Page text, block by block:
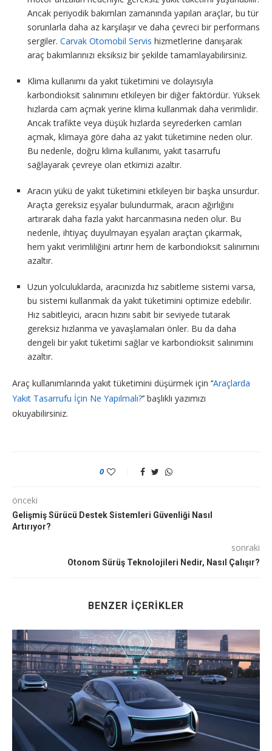
Ancak periyodik bakımları zamanında yapılan araçlar, bu tür
sorunlarla daha az karşılaşır ve daha çevreci bir performans
sergiler. Carvak Otomobil Servis hizmetlerine danışarak
araç bakımlarınızı eksiksiz bir şekilde tamamlayabilirsiniz.
Klima kullanımı da yakıt tüketimini ve dolayısıyla
karbondioksit salınımını etkileyen bir diğer faktördür. Yüksek
hızlarda cam açmak yerine klima kullanmak daha verimlidir.
Ancak trafikte veya düşük hızlarda seyrederken camları
açmak, klimaya göre daha az yakıt tüketimine neden olur.
Bu nedenle, doğru klima kullanımı, yakıt tasarrufu
sağlayarak çevreye olan etkimizi azaltır.
Aracın yükü de yakıt tüketimini etkileyen bir başka unsurdur.
Araçta gereksiz eşyalar bulundurmak, aracın ağırlığını
artırarak daha fazla yakıt harcanmasına neden olur. Bu
nedenle, ihtiyaç duyulmayan eşyaları araçtan çıkarmak,
hem yakıt verimliliğini artırır hem de karbondioksit salınımını
azaltır.
Uzun yolculuklarda, aracınızda hız sabitleme sistemi varsa,
bu sistemi kullanmak da yakıt tüketimini optimize edebilir.
Hız sabitleyici, aracın hızını sabit bir seviyede tutarak
gereksiz hızlanma ve yavaşlamaları önler. Bu da daha
dengeli bir yakıt tüketimi sağlar ve karbondioksit salınımını
azaltır.
Araç kullanımlarında yakıt tüketimini düşürmek için ‘‘Araçlarda
Yakıt Tasarrufu İçin Ne Yapılmalı?’’ başlıklı yazımızı
okuyabilirsiniz.
0
önceki
Gelişmiş Sürücü Destek Sistemleri Güvenliği Nasıl
Artırıyor?
sonraki
Otonom Sürüş Teknolojileri Nedir, Nasıl Çalışır?
BENZER İÇERIKLER